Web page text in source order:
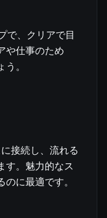
で、クリアで目
や仕事のため
。
接続し、流れる
す。魅力的なス
に最適です。